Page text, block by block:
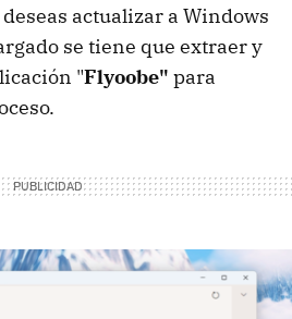
deseas actualizar a Windows
se tiene que extraer y
"Flyoobe" para